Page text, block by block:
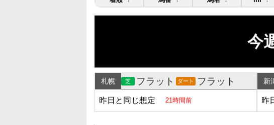
今
札幌 芝 フラット ダート フラット
昨日と同じ想定 21時間前
新
昨